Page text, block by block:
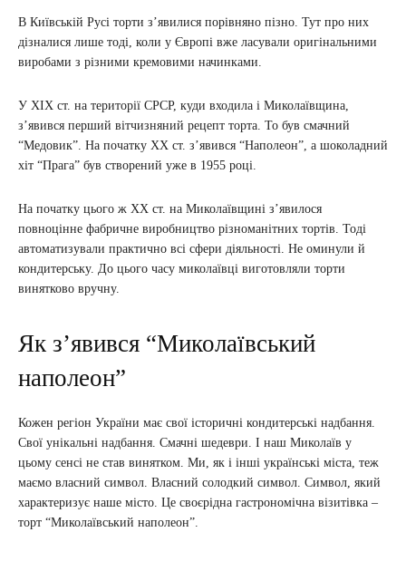
В Київській Русі торти з’явилися порівняно пізно. Тут про них
дізналися лише тоді, коли у Європі вже ласували оригінальними
виробами з різними кремовими начинками.
У ХІХ ст. на території СРСР, куди входила і Миколаївщина,
з’явився перший вітчизняний рецепт торта. То був смачний
“Медовик”. На початку XX ст. з’явився “Наполеон”, а шоколадний
хіт “Прага” був створений уже в 1955 році.
На початку цього ж ХХ ст. на Миколаївщині з’явилося
повноцінне фабричне виробництво різноманітних тортів. Тоді
автоматизували практично всі сфери діяльності. Не оминули й
кондитерську. До цього часу миколаївці виготовляли торти
винятково вручну.
Як з’явився “Миколаївський
наполеон”
Кожен регіон України має свої історичні кондитерські надбання.
Свої унікальні надбання. Смачні шедеври. І наш Миколаїв у
цьому сенсі не став винятком. Ми, як і інші українські міста, теж
маємо власний символ. Власний солодкий символ. Символ, який
характеризує наше місто. Це своєрідна гастрономічна візитівка –
торт “Миколаївський наполеон”.